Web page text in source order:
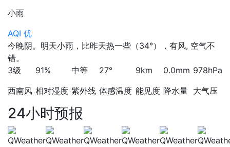
小雨
AQI 优
今晚阴。明天小雨，比昨天热一些（34°），有风, 空气不
错。
3级
西南风
91%
相对湿度
中等
紫外线
27°
体感温度
9km
能见度
0.0mm
降水量
978hPa
大气压
24小时预报